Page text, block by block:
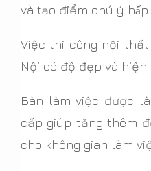
và tạo điểm chú ý hấp
Việc thi công nội thất
Nội có độ đẹp và hiện
Bàn làm việc được
cấp giúp tăng thêm
cho không gian làm